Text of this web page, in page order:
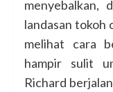
menyebalkan,
landasan tokoh
melihat cara
hampir sulit
Richard